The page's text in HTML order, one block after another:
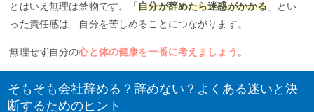
とはいえ無理は禁物です。「自分が辞めたら迷惑がかかる 」とい
った責任感は、自分を苦しめることにつながります。
無理せず自分の心と体の健康を一番に考えましょう 。
そもそも会社辞める？辞めない？よくある迷いと決
断するためのヒント